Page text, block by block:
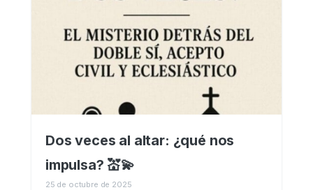
Dos veces al altar: ¿qué nos
impulsa? 💒💫
25 de octubre de 2025